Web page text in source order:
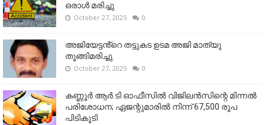
ഒരാള്‍ മരിച്ചു
October 27, 2025 0
അജിയേട്ടൻ്റെ തട്ടുകട ഉടമ അജി മാത്യു
തൂങ്ങിമരിച്ചു.
October 27, 2025 0
കണ്ണൂര്‍ ആര്‍.ടി ഓഫീസില്‍ വിജിലൻസിന്റെ മിന്നല്‍
പരിശോധന; ഏജന്റുമാരില്‍ നിന്ന് 67,500 രൂപ
പിടികൂടി